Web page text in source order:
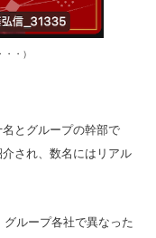
・）
とグループの幹部で
され、数名にはリアル
ループ各社で異なった